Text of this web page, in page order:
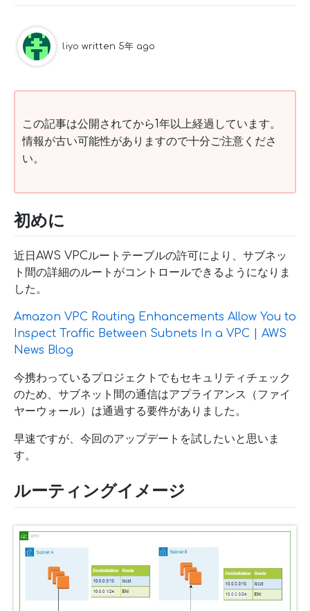
liyo written 5年 ago
この記事は公開されてから1年以上経過しています。
情報が古い可能性がありますので十分ご注意くださ
い。
初めに
近日AWS VPCルートテーブルの許可により、サブネッ
ト間の詳細のルートがコントロールできるようになりま
した。
Amazon VPC Routing Enhancements Allow You to
Inspect Traffic Between Subnets In a VPC | AWS
News Blog
今携わっているプロジェクトでもセキュリティチェック
のため、サブネット間の通信はアプライアンス（ファイ
ヤーウォール）は通過する要件がありました。
早速ですが、今回のアップデートを試したいと思いま
す。
ルーティングイメージ